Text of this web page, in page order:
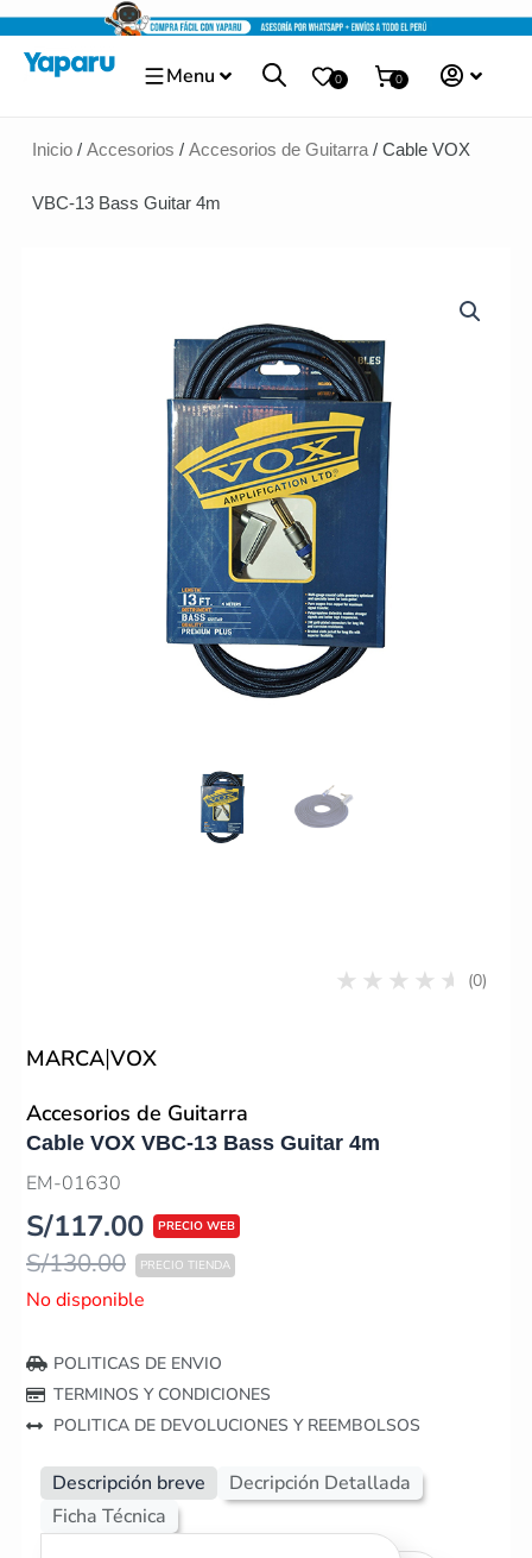
Ir
contenido
Menu 0 0
Inicio/ Accesorios / Accesorios de Guitarra/ Cable VOX
VBC-13 Bass Guitar 4m
(0)
MARCA|VOX
Accesorios de Guitarra
Cable VOX VBC-13 Bass Guitar 4m
EM-01630
S/130.00
S/117.00
No disponible
POLITICAS DE ENVIO
TERMINOS Y CONDICIONES
POLITICA DE DEVOLUCIONES Y REEMBOLSOS
Descripción breve
Decripción Detallada
Ficha Técnica